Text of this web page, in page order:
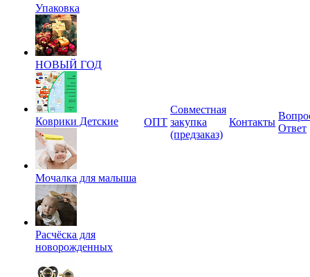
Упаковка
НОВЫЙ ГОД
Коврики Детские
Мочалка для малыша
Расчёска для
новорожденных
ОПТ
Совместная
закупка
(предзаказ)
Контакты
Ответ